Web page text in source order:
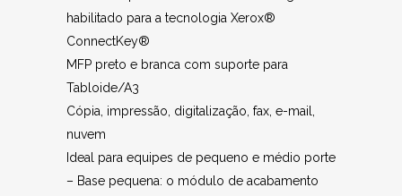
habilitado para a tecnologia Xerox®
ConnectKey®
MFP preto e branca com suporte para
Tabloide/A3
Cópia, impressão, digitalização, fax, e-mail,
nuvem
Ideal para equipes de pequeno e médio porte
– Base pequena: o módulo de acabamento